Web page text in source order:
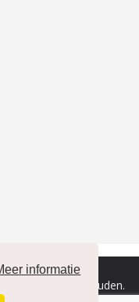
informatie
rechten voorbehouden.